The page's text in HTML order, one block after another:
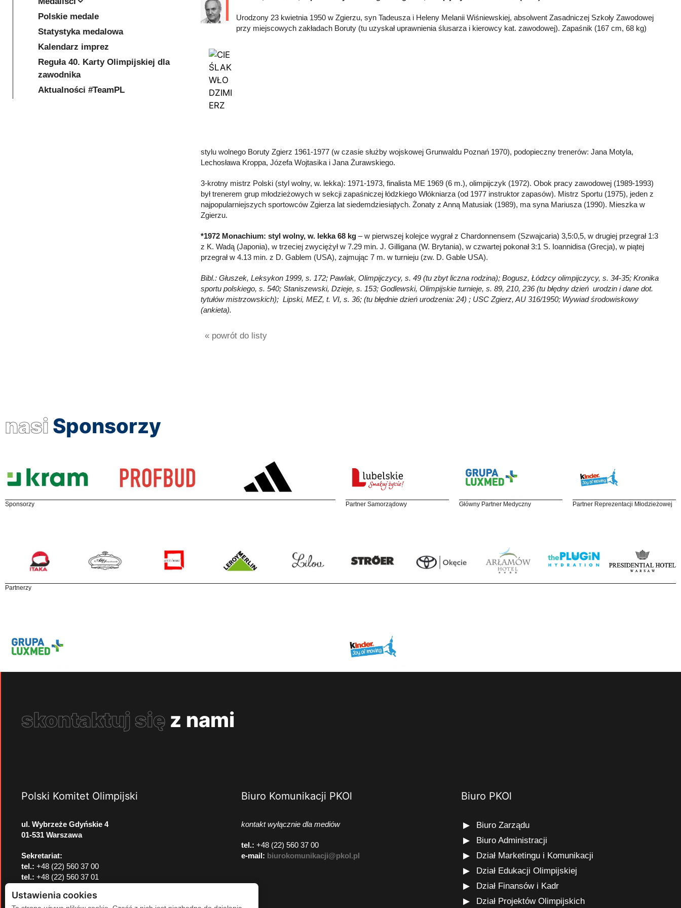
Urodzony 23 kwietnia 1950 w Zgierzu, syn Tadeusza i Heleny Melanii Wiśniewskiej, absolwent Zasadniczej Szkoły Zawodowej
przy miejscowych zakładach Boruty (tu uzyskał uprawnienia ślusarza i kierowcy kat. zawodowej). Zapaśnik (167 cm, 68 kg)
stylu wolnego Boruty Zgierz 1961-1977 (w czasie służby wojskowej Grunwaldu Poznań 1970), podopieczny trenerów: Jana Motyla,
Lechosława Kroppa, Józefa Wojtasika i Jana Żurawskiego.
3-krotny mistrz Polski (styl wolny, w. lekka): 1971-1973, finalista ME 1969 (6 m.), olimpijczyk (1972). Obok pracy zawodowej (1989-1993)
był trenerem grup młodzieżowych w sekcji zapaśniczej łódzkiego Włókniarza (od 1977 instruktor zapasów). Mistrz Sportu (1975), jeden z
najpopularniejszych sportowców Zgierza lat siedemdziesiątych. Żonaty z Anną Matusiak (1989), ma syna Mariusza (1990). Mieszka w
Zgierzu.
*1972 Monachium: styl wolny, w. lekka 68 kg – w pierwszej kolejce wygrał z Chardonnensem (Szwajcaria) 3,5:0,5, w drugiej przegrał 1:3
z K. Wadą (Japonia), w trzeciej zwyciężył w 7.29 min. J. Gilligana (W. Brytania), w czwartej pokonał 3:1 S. Ioannidisa (Grecja), w piątej
przegrał w 4.13 min. z D. Gablem (USA), zajmując 7 m. w turnieju (zw. D. Gable USA).
Bibl.: Głuszek, Leksykon 1999, s. 172; Pawlak, Olimpijczycy, s. 49 (tu zbyt liczna rodzina); Bogusz, Łódzcy olimpijczycy, s. 34-35; Kronika
sportu polskiego, s. 540; Staniszewski, Dzieje, s. 153; Godlewski, Olimpijskie turnieje, s. 89, 210, 236 (tu błędny dzień urodzin i dane dot.
tytułów mistrzowskich); Lipski, MEZ, t. VI, s. 36; (tu błędnie dzień urodzenia: 24) ; USC Zgierz, AU 316/1950; Wywiad środowiskowy
(ankieta).
« powrót do listy
Polskie medale
Statystyka medalowa
Kalendarz imprez
Reguła 40. Karty Olimpijskiej dla
zawodnika
Aktualności #TeamPL
nasi Sponsorzy
Sponsorzy Partner Samorządowy Główny Partner Medyczny Partner Reprezentacji Młodzieżowej
Partnerzy
skontaktuj się z nami
Polski Komitet Olimpijski
ul. Wybrzeże Gdyńskie 4
01-531 Warszawa
Sekretariat:
tel.: +48 (22) 560 37 00
tel.: +48 (22) 560 37 01
Biuro Komunikacji PKOl
kontakt wyłącznie dla mediów
tel.: +48 (22) 560 37 00
e-mail: biurokomunikacji@pkol.pl
Biuro PKOl
Biuro Zarządu
Biuro Administracji
Dział Marketingu i Komunikacji
Dział Edukacji Olimpijskiej
Dział Finansów i Kadr
Dział Projektów Olimpijskich
Ustawienia cookies